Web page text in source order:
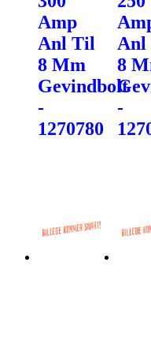
Amp
Anl Til
8 Mm
Gevindbolt
-
1270780
8
-